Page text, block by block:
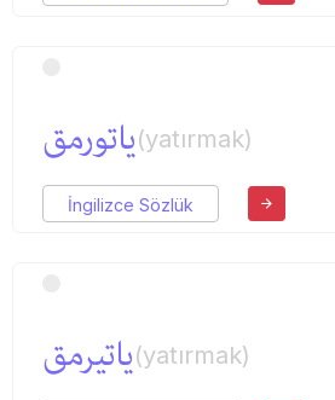
یاتورمق(yatırmak)
İngilizce Sözlük
یاتیرمق(yatırmak)